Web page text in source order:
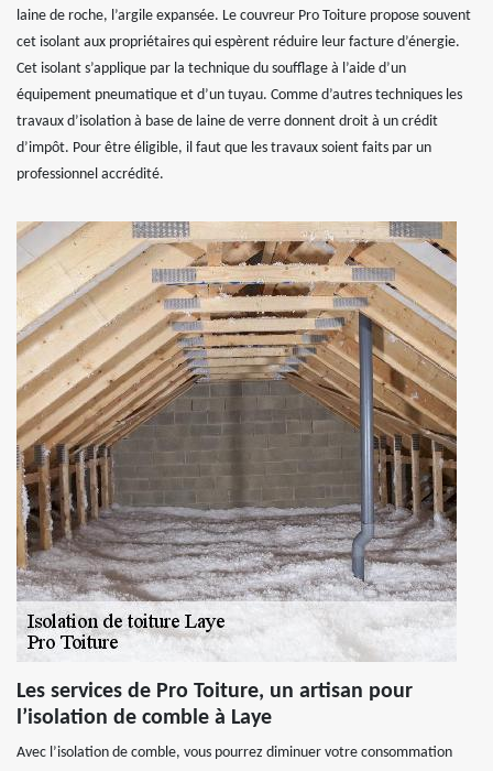
laine de roche, l’argile expansée. Le couvreur Pro Toiture propose souvent
cet isolant aux propriétaires qui espèrent réduire leur facture d’énergie.
Cet isolant s’applique par la technique du soufflage à l’aide d’un
équipement pneumatique et d’un tuyau. Comme d’autres techniques les
travaux d’isolation à base de laine de verre donnent droit à un crédit
d’impôt. Pour être éligible, il faut que les travaux soient faits par un
professionnel accrédité.
Les services de Pro Toiture, un artisan pour
l’isolation de comble à Laye
Avec l’isolation de comble, vous pourrez diminuer votre consommation